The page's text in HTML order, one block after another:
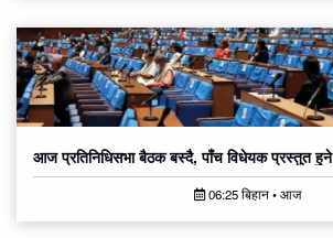
आज प्रतिनिधिसभा बैठक बस्दै, पाँच विधेयक प्रस्तुत हुने
06:25 बिहान • आज